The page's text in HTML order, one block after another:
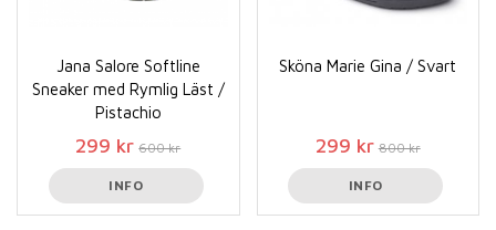
Jana Salore Softline
Sneaker med Rymlig Läst /
Pistachio
299 kr 600 kr
INFO
Sköna Marie Gina / Svart
299 kr 800 kr
INFO